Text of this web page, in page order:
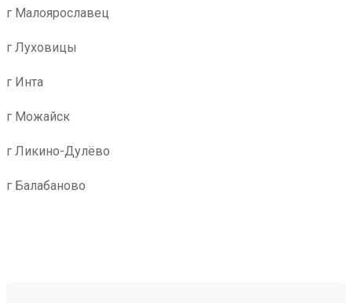
г Малоярославец
г Луховицы
г Инта
г Можайск
г Ликино-Дулёво
г Балабаново